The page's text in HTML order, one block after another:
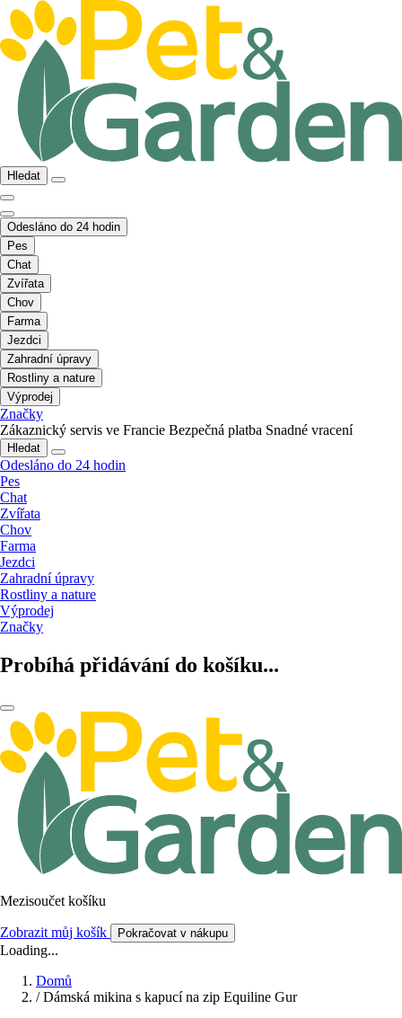
Hledat
Odesláno do 24 hodin
Pes
Chat
Zvířata
Chov
Farma
Jezdci
Zahradní úpravy
Rostliny a nature
Výprodej
Značky
Zákaznický servis ve Francie Bezpečná platba Snadné vracení
Hledat
Odesláno do 24 hodin
Pes
Chat
Zvířata
Chov
Farma
Jezdci
Zahradní úpravy
Rostliny a nature
Výprodej
Značky
Probíhá přidávání do košíku...
Mezisoučet košíku
Zobrazit můj košík Pokračovat v nákupu
Loading...
Domů
/ Dámská mikina s kapucí na zip Equiline Gur